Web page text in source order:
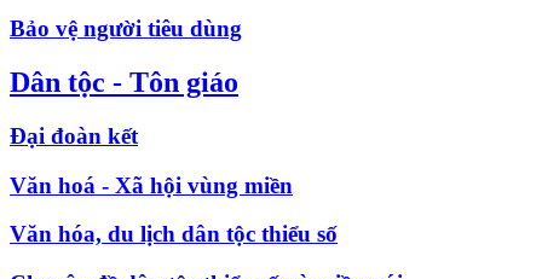
Bảo vệ người tiêu dùng
Dân tộc - Tôn giáo
Đại đoàn kết
Văn hoá - Xã hội vùng miền
Văn hóa, du lịch dân tộc thiểu số